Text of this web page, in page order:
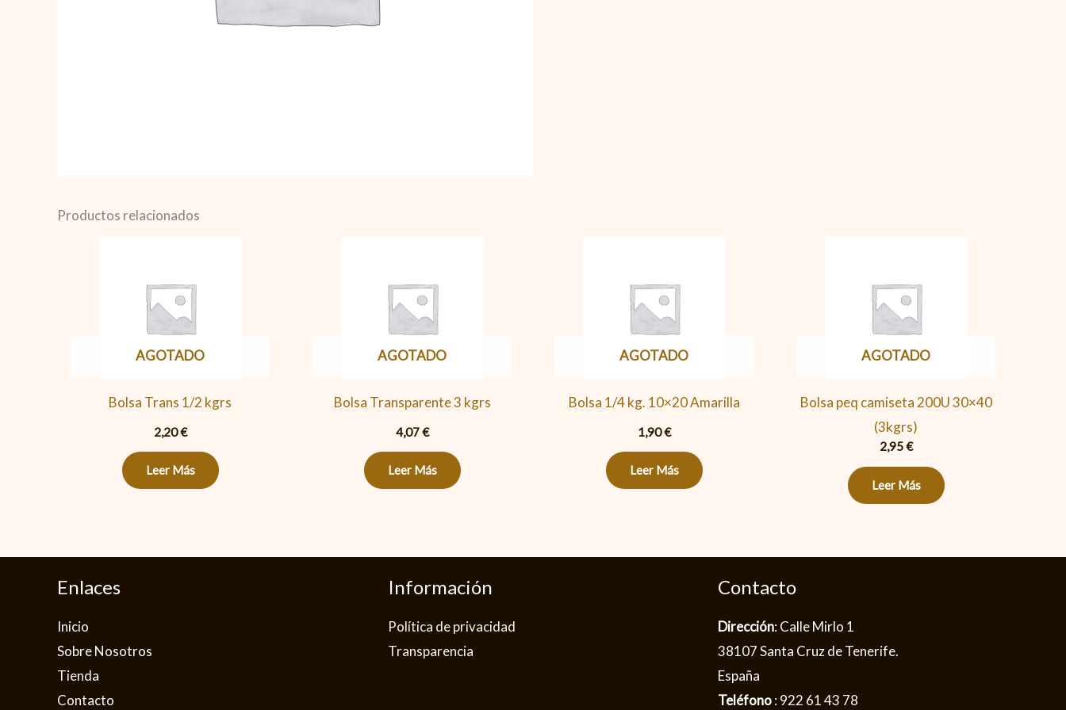
Productos relacionados
AGOTADO
Bolsa Trans 1/2 kgrs
2,20€
Leer Más
AGOTADO
Bolsa Transparente 3 kgrs
4,07€
Leer Más
AGOTADO
Bolsa 1/4 kg. 10×20 Amarilla
1,90€
Leer Más
AGOTADO
Bolsa peq camiseta 200U 30×40
(3kgrs)
2,95€
Leer Más
Enlaces
Inicio
Sobre Nosotros
Tienda
Contacto
Información
Política de privacidad​
Transparencia
Contacto
Dirección: Calle Mirlo 1
38107 Santa Cruz de Tenerife.
España
Teléfono: 922 61 43 78